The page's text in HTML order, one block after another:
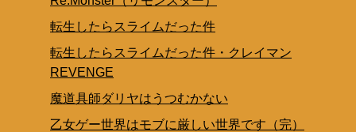
転生したらスライムだった件
転生したらスライムだった件・クレイマン
REVENGE
魔道具師ダリヤはうつむかない
乙女ゲー世界はモブに厳しい世界です（完）